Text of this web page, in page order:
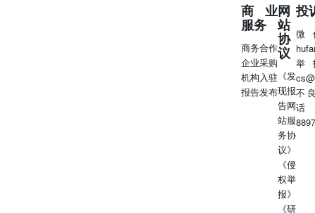
《证券及期货条例（香港法例第571章）》所界定的第1类
（证券交易）、第4类（就证券提供意见）受规管活动的持
牌法团。 分析师披露 本报告准确表述了分析员的个人观
点。每位分析员声明，不论个人或他/她的有联系者都没有
担任该分析员在本报告内评论的上市法团的高级人员，也不
拥有与该上市法团有关的任何财务权益。本报告涉及的上市
法团或其他第三方都没有或同意向分析员或国都证券(香港)
有限公司(“国都香港”)提供与本报告有关的任何补偿或其他
利益。 国都香港的成员个别及共同地确认：(i)他们不拥有
相等于或高于上市法团市场资本值的1%的财务权益；(ii)他
们不涉及有关上市法团证券的做市活动；(iii)他们的雇员或
其有联系的个人都没有担任有关上市法团的高级人员；及
(iv)他们与有关上市法团之间在过去12个月内不存在投资银
行业务关系。 国都香港投资评级标准 时间周期报告发布之
商业
服务
商务合作
企业采购
机构入驻
报告发布
网
站
协
议
《发
现报
告网
站服
务协
议》
《侵
权举
报》
《研
投
微
举
不